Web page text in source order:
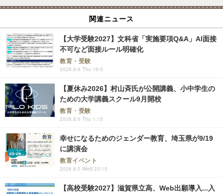
関連ニュース
【大学受験2027】文科省「実施要項Q&A」AI面接
不可など面接ルール明確化
教育・受験
2026.8.6 Thu 19:0
【夏休み2026】村山斉氏が公開講義、小中学生の
ための大学講義スクール9月開校
教育・受験
2026.8.6 Thu 1:15
幸せになるためのジェンダー教育、埼玉県が9/19
に講演会
教育イベント
2026.8.5 Wed 23:15
【高校受験2027】滋賀県立高、Web出願導入...入